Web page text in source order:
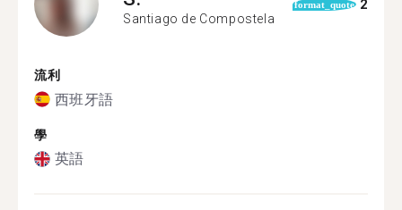
Santiago de Compostela
format_quote 2
流利
西班牙語
學
英語